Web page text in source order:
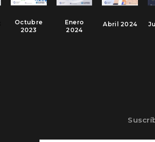
Abril 2024
Enero
2024
Octubre
2023